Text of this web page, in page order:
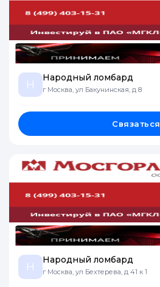
Н
Народный ломбард
г Москва, ул Бакунинская, д 8
Связаться
Н
Народный ломбард
г Москва, ул Бехтерева, д 41 к 1